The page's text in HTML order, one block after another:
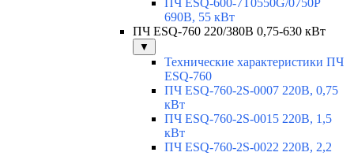
ПЧ ESQ-600-7T0550G/0750P
690В, 55 кВт
ПЧ ESQ-760 220/380В 0,75-630 кВт
▼
Технические характеристики ПЧ
ESQ-760
ПЧ ESQ-760-2S-0007 220В, 0,75
кВт
ПЧ ESQ-760-2S-0015 220В, 1,5
кВт
ПЧ ESQ-760-2S-0022 220В, 2,2